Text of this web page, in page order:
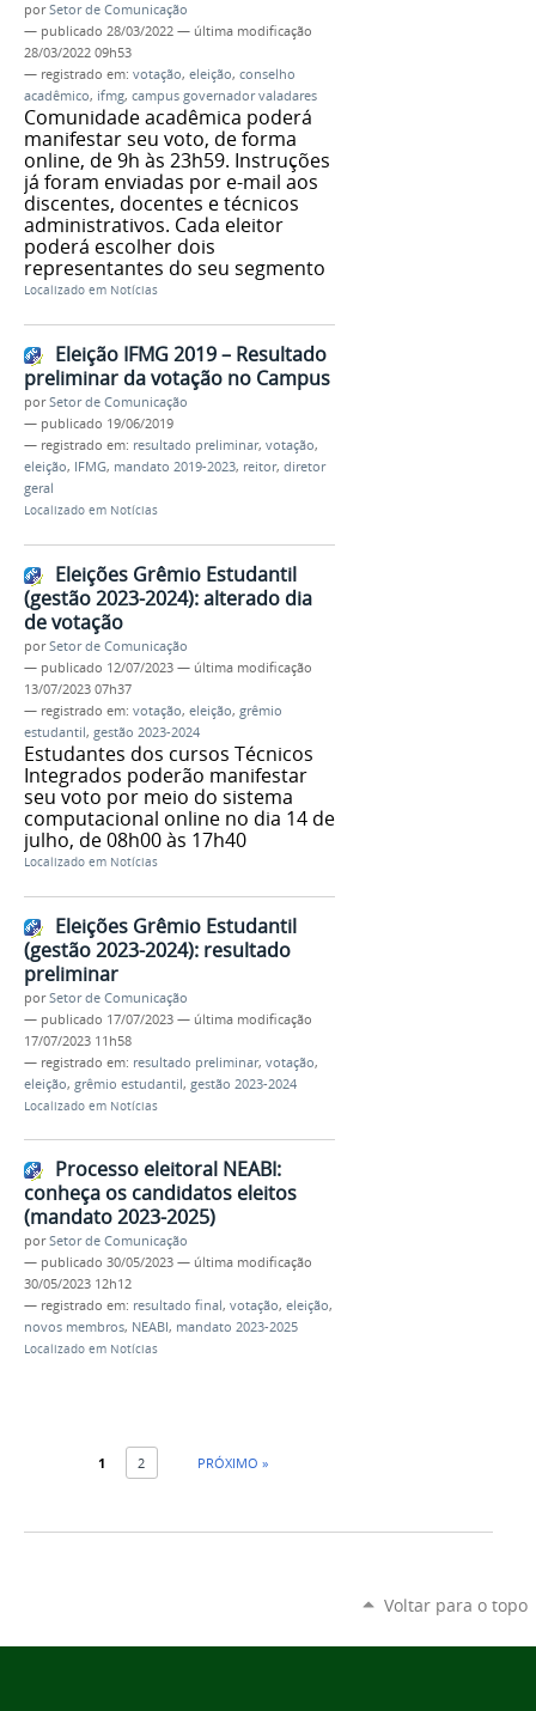
porSetor de Comunicação
— publicado 28/03/2022 — última modificação
28/03/2022 09h53
— registrado em: votação, eleição, conselho
acadêmico, ifmg, campus governador valadares
Comunidade acadêmica poderá
manifestar seu voto, de forma
online, de 9h às 23h59. Instruções
já foram enviadas por e-mail aos
discentes, docentes e técnicos
administrativos. Cada eleitor
poderá escolher dois
representantes do seu segmento
Localizado em Notícias
Eleição IFMG 2019 – Resultado
preliminar da votação no Campus
porSetor de Comunicação
— publicado 19/06/2019
— registrado em: resultado preliminar, votação,
eleição, IFMG, mandato 2019-2023, reitor, diretor
geral
Localizado em Notícias
Eleições Grêmio Estudantil
(gestão 2023-2024): alterado dia
de votação
porSetor de Comunicação
— publicado 12/07/2023 — última modificação
13/07/2023 07h37
— registrado em: votação, eleição, grêmio
estudantil, gestão 2023-2024
Estudantes dos cursos Técnicos
Integrados poderão manifestar
seu voto por meio do sistema
computacional online no dia 14 de
julho, de 08h00 às 17h40
Localizado em Notícias
Eleições Grêmio Estudantil
(gestão 2023-2024): resultado
preliminar
porSetor de Comunicação
— publicado 17/07/2023 — última modificação
17/07/2023 11h58
— registrado em: resultado preliminar, votação,
eleição, grêmio estudantil, gestão 2023-2024
Localizado em Notícias
Processo eleitoral NEABI:
conheça os candidatos eleitos
(mandato 2023-2025)
porSetor de Comunicação
— publicado 30/05/2023 — última modificação
30/05/2023 12h12
— registrado em: resultado final, votação, eleição,
novos membros, NEABI, mandato 2023-2025
Localizado em Notícias
1 2 PRÓXIMO »
Voltar para o topo